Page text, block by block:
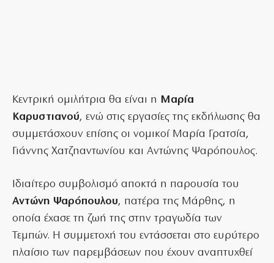
Κεντρική ομιλήτρια θα είναι η Μαρία
Καρυστιανού, ενώ στις εργασίες της εκδήλωσης θα
συμμετάσχουν επίσης οι νομικοί Μαρία Γρατσία,
Γιάννης Χατζηαντωνίου και Αντώνης Ψαρόπουλος.
Ιδιαίτερο συμβολισμό αποκτά η παρουσία του
Αντώνη Ψαρόπουλου, πατέρα της Μάρθης, η
οποία έχασε τη ζωή της στην τραγωδία των
Τεμπών. Η συμμετοχή του εντάσσεται στο ευρύτερο
πλαίσιο των παρεμβάσεων που έχουν αναπτυχθεί